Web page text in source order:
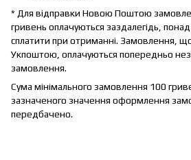
* Для відправки Новою Поштою
гривень оплачуються заздалегідь,
сплатити при отриманні. Замовлення,
Укпоштою, оплачуються попередньо
замовлення.
Сума мінімального замовлення 100
зазначеного значення оформлення
передбачено.